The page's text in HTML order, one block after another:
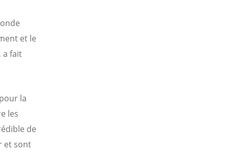
et le
a fait
la
les
de
et sont